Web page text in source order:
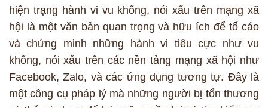
hiện trạng hành vi vu khống, nói xấu trên mạng xã
hội là một văn bản quan trọng và hữu ích để tố cáo
và chứng minh những hành vi tiêu cực như vu
khống, nói xấu trên các nền tảng mạng xã hội như
Facebook, Zalo, và các ứng dụng tương tự. Đây là
một công cụ pháp lý mà những người bị tổn thương